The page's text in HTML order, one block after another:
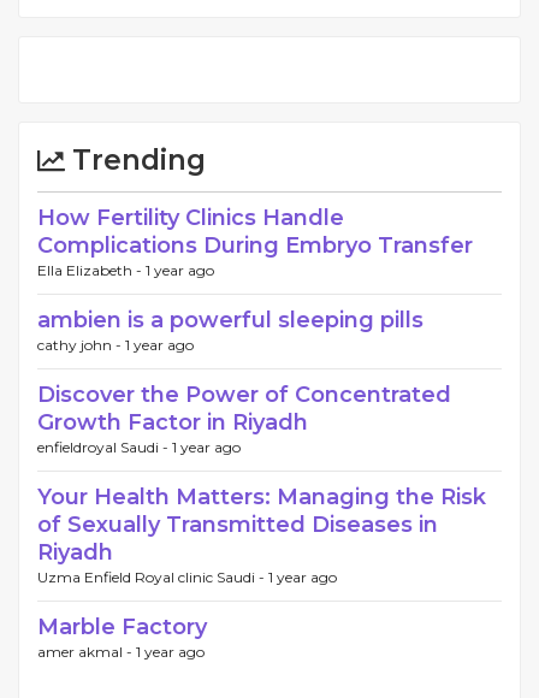
Trending
How Fertility Clinics Handle
Complications During Embryo Transfer
Ella Elizabeth - 1 year ago
ambien is a powerful sleeping pills
cathy john - 1 year ago
Discover the Power of Concentrated
Growth Factor in Riyadh
enfieldroyal Saudi - 1 year ago
Your Health Matters: Managing the Risk
of Sexually Transmitted Diseases in
Riyadh
Uzma Enfield Royal clinic Saudi - 1 year ago
Marble Factory
amer akmal - 1 year ago